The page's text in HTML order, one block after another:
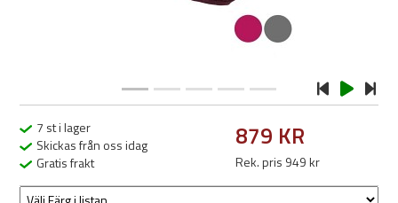
7 st i lager
Skickas från oss idag
Gratis frakt
879 KR
Rek. pris 949 kr